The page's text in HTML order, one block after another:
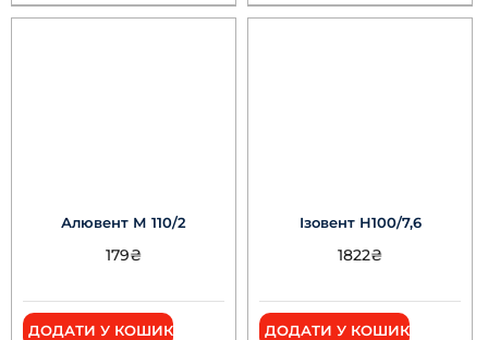
Алювент М 110/2
179₴
ДОДАТИ У КОШИК
Ізовент Н100/7,6
1822₴
ДОДАТИ У КОШИК